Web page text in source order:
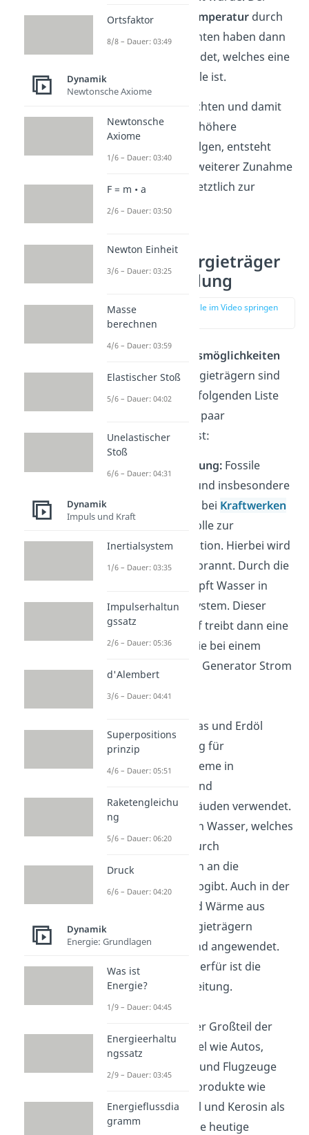
Druckund die Temperaturdurch
die oberen Schichten haben dann
gebildet, welches eine
Vorstufe der Kohle ist.
Wenn mehr Schichten und damit
mehr Druck und höhere
Temperaturen folgen, entsteht
Braunkohle
. Bei weiterer Zunahme
kommt es dann letztlich zur
Steinkohle.
Fossile Energieträger
— Verwendung
zur Stelle im Video springen
Die
Verwendungsmöglichkeiten
von fossilen Energieträgern sind
zahlreich. In der folgenden Liste
haben wir dir ein paar
zusammengefasst:
Stromerzeugung:Fossile
Brennstoffe und insbesondere
Kohle spielen bei Kraftwerken
eine große Rolle zur
Stromproduktion. Hierbei wird
die Kohle verbrannt. Durch die
Hitze verdampft Wasser in
einem Rohrsystem. Dieser
Wasserdampf treibt dann eine
Turbine an, die bei einem
verbundenen Generator Strom
Erdgas und Erdöl
werden häufig für
Heizungssysteme in
Haushalten und
Industriegebäuden verwendet.
Diese erhitzen Wasser, welches
die Wärme durch
Rohrleitungen an die
Umgebung abgibt. Auch in der
Industrie wird Wärme aus
fossilen Energieträgern
gewonnen und angewendet.
Ein Beispiel hierfür ist die
Metallverarbeitung.
Der Großteil der
Verkehrsmittel wie Autos,
Schiffe, Züge und Flugzeuge
nutzen Erdölprodukte wie
Benzin, Diesel und Kerosin als
Treibstoff. Die heutige
Ortsfaktor
8/8 – Dauer: 03:49
Dynamik
Newtonsche Axiome
Newtonsche
Axiome
1/6 – Dauer: 03:40
F = m • a
2/6 – Dauer: 03:50
Newton Einheit
3/6 – Dauer: 03:25
Masse
berechnen
4/6 – Dauer: 03:59
Elastischer Stoß
5/6 – Dauer: 04:02
Unelastischer
Stoß
6/6 – Dauer: 04:31
Dynamik
Impuls und Kraft
Inertialsystem
1/6 – Dauer: 03:35
Impulserhaltun
gssatz
2/6 – Dauer: 05:36
d'Alembert
3/6 – Dauer: 04:41
Superpositions
prinzip
4/6 – Dauer: 05:51
Raketengleichu
ng
5/6 – Dauer: 06:20
Druck
6/6 – Dauer: 04:20
Dynamik
Energie: Grundlagen
Was ist
Energie?
1/9 – Dauer: 04:45
Energieerhaltu
ngssatz
2/9 – Dauer: 03:45
Energieflussdia
gramm